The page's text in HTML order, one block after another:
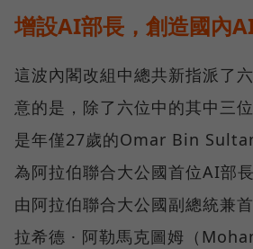
增設AI部長，創造國內
這波內閣改組中總共新指派了
意的是，除了六位中的其中三
是年僅27歲的Omar Bin
為阿拉伯聯合大公國首位AI部
由阿拉伯聯合大公國副總統兼
拉希德 · 阿勒馬克圖姆（